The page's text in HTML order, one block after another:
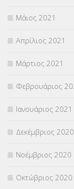
Μάιος 2021
Απρίλιος 2021
Μάρτιος 2021
Φεβρουάριος
Ιανουάριος 2021
Δεκέμβριος 2020
Νοέμβριος 2020
Οκτώβριος 2020